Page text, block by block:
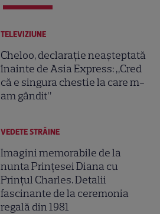
TELEVIZIUNE
Cheloo, declarație neașteptată
înainte de Asia Express: „Cred
că e singura chestie la care m-
am gândit”
VEDETE STRĂINE
Imagini memorabile de la
nunta Prințesei Diana cu
Prințul Charles. Detalii
fascinante de la ceremonia
regală din 1981